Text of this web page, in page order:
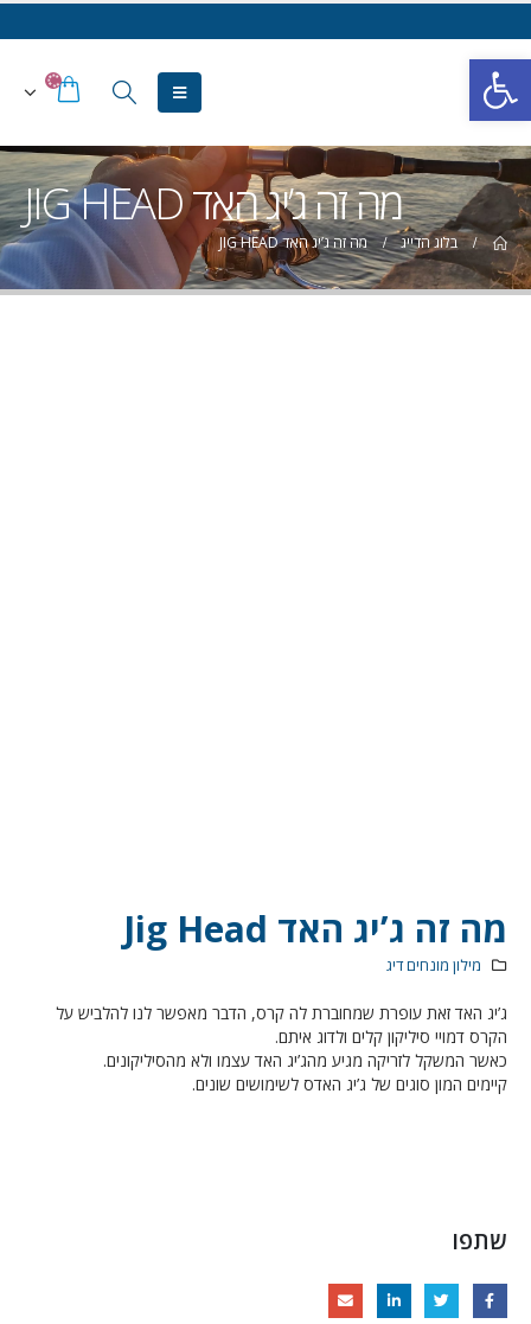
פתח סרגל נגישות
מה זה ג’יג האד JIG HEAD
בלוג הדייג מה זה ג’יג האד JIG HEAD
מה זה ג’יג האד Jig Head
מילון מונחים דיג
ג’יג האד זאת עופרת שמחוברת לה קרס, הדבר מאפשר לנו להלביש על
הקרס דמויי סיליקון קלים ולדוג איתם.
כאשר המשקל לזריקה מגיע מהג’יג האד עצמו ולא מהסיליקונים.
קיימים המון סוגים של ג’יג האדס לשימושים שונים.
שתפו